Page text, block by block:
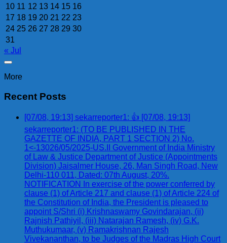
10 11 12 13 14 15 16
17 18 19 20 21 22 23
24 25 26 27 28 29 30
31
« Jul
More
Recent Posts
[07/08, 19:13] sekarreporter1: 👍 [07/08, 19:13]
sekarreporter1: (TO BE PUBLISHED IN THE
GAZETTE OF INDIA, PART 1 SECTION 2) No.
1<-13026/05/2025-US.II Government of India Ministry
of Law & Justice Department of Justice (Appointments
Division) Jaisalmer House, 26, Man Singh Road, New
Delhi-110 011, Dated: 07th August, 20%.
NOTIFICATION In exercise of the power conferred by
clause (1) of Article 217 and clause (1) of Article 224 of
the Constitution of India, the President is pleased to
appoint S/Shri (i) Krishnaswamy Govindarajan, (ii)
Rajnish Pathiyil, (iii) Natarajan Ramesh, (iv) G.K.
Muthukumaar, (v) Ramakrishnan Rajesh
Vivekananthan, to be Judges of the Madras High Court